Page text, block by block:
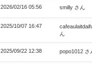
2026/02/16 05:56 smilly さん
2025/10/07 16:47
ん
2025/09/22 12:38 popo1012 さ